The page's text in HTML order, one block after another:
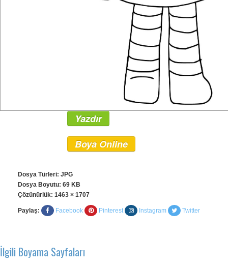
Yazdır
Boya Online
Dosya Türleri: JPG
Dosya Boyutu: 69 KB
Çözünürlük: 1463 × 1707
Paylaş: Facebook Pinterest Instagram Twitter
İlgili Boyama Sayfaları